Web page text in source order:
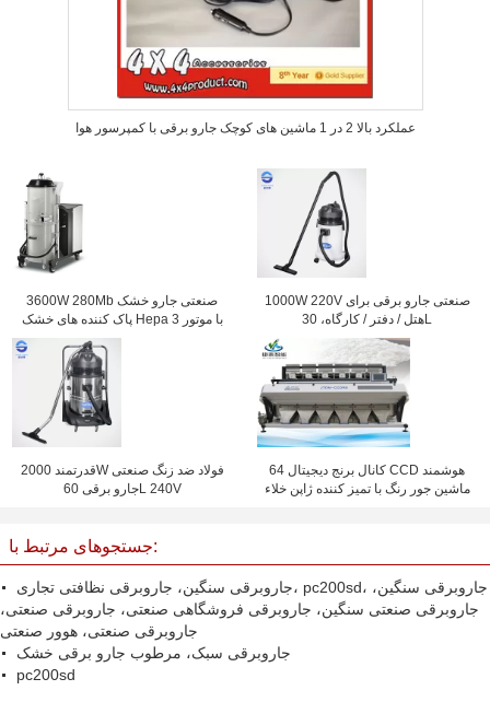
عملکرد بالا 2 در 1 ماشین های کوچک جارو برقی با کمپرسور هوا
3600W 280Mb صنعتی جارو خشک
پاک کننده های خشک Hepa با موتور 3
1000W 220V صنعتی جارو برقی برای
هتل / دفتر / کارگاه، 30L
قدرتمند 2000W فولاد ضد زنگ صنعتی
جارو برقی 60L 240V
64 کانال برنج دیجیتال CCD هوشمند
ماشین جور رنگ با تمیز کننده ژاپن خلاء
جستجوهای مرتبط با:
جاروبرقی سنگین، جاروبرقی نظافتی تجاری، pc200sd، جاروبرقی سنگین،
جاروبرقی صنعتی سنگین، جاروبرقی فروشگاهی صنعتی، جاروبرقی صنعتی،
جاروبرقی صنعتی، هوور صنعتی
جاروبرقی سبک، مرطوب جارو برقی خشک
pc200sd